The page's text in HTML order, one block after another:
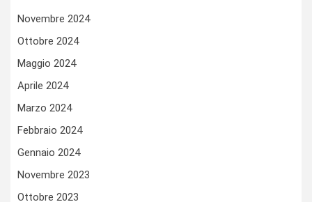
Novembre 2024
Ottobre 2024
Maggio 2024
Aprile 2024
Marzo 2024
Febbraio 2024
Gennaio 2024
Novembre 2023
Ottobre 2023